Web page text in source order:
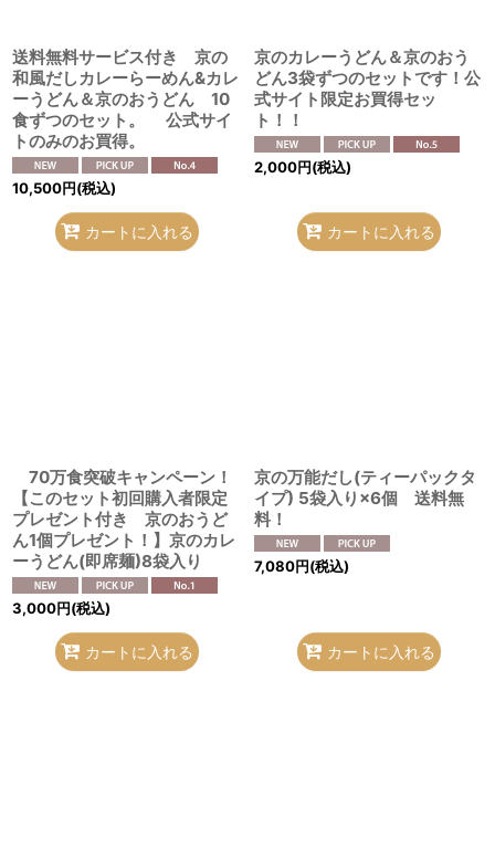
送料無料サービス付き 京の
和風だしカレーらーめん&カレ
ーうどん＆京のおうどん 10
食ずつのセット。 公式サイ
トのみのお買得。
10,500円(税込)
カートに入れる
京のカレーうどん＆京のおう
どん3袋ずつのセットです！公
式サイト限定お買得セッ
ト！！
2,000円(税込)
カートに入れる
70万食突破キャンペーン！
【このセット初回購入者限定
プレゼント付き 京のおうど
ん1個プレゼント！】京のカレ
ーうどん(即席麺)8袋入り
3,000円(税込)
カートに入れる
京の万能だし(ティーパックタ
イプ) 5袋入り×6個 送料無
料！
7,080円(税込)
カートに入れる